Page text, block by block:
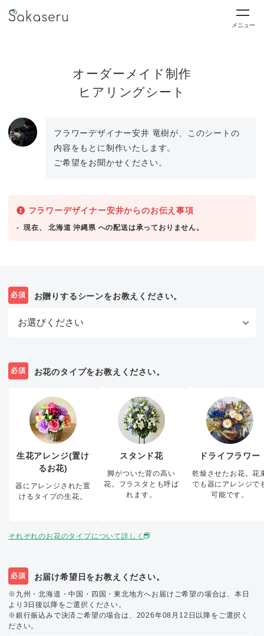
メニュー
オーダーメイド制作
ヒアリングシート
フラワーデザイナー安井 竜樹が、このシートの
内容をもとに制作いたします。
ご希望をお聞かせください。
フラワーデザイナー安井からのお伝え事項
現在、 北海道 沖縄県 への配送は承っておりません。
必須 お贈りするシーンをお教えください。
必須 お花のタイプをお教えください。
生花アレンジ(置け
るお花)
器にアレンジされた置
けるタイプの生花。
スタンド花
脚がついた背の高い
花。フラスタとも呼ば
れます。
ドライフラワー
乾燥させたお花。花
でも器にアレンジで
可能です。
それぞれのお花のタイプについて詳しく
必須 お届け希望日をお教えください。
※九州・北海道・中国・四国・東北地方へお届けご希望の場合は、本日
より3日後以降をご選択ください。
※銀行振込みで決済ご希望の場合は、2026年08月12日以降をご選択く
ださい。